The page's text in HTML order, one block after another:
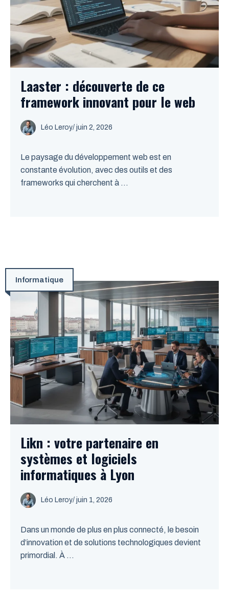
Laaster : découverte de ce
framework innovant pour le web
Léo Leroy/ juin 2, 2026
Le paysage du développement web est en
constante évolution, avec des outils et des
frameworks qui cherchent à ...
Informatique
Likn : votre partenaire en
systèmes et logiciels
informatiques à Lyon
Léo Leroy/ juin 1, 2026
Dans un monde de plus en plus connecté, le besoin
d’innovation et de solutions technologiques devient
primordial. À ...